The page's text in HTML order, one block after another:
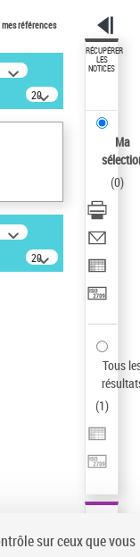
références
20
résultats/page
20
résultats/page
RÉCUPÉRER
LES
NOTICES
Ma
(0)
Tous
(1)
sur ceux que vous